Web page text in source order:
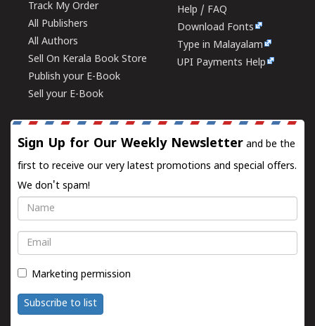
Track My Order
All Publishers
All Authors
Sell On Kerala Book Store
Publish your E-Book
Sell your E-Book
Help / FAQ
Download Fonts
Type in Malayalam
UPI Payments Help
Sign Up for Our Weekly Newsletter and be the
first to receive our very latest promotions and special offers.
We don't spam!
Name
Email
Marketing permission
Subscribe to list